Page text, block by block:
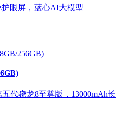
护眼屏，蓝心AI大模型
代骁龙8至尊版，13000mAh长